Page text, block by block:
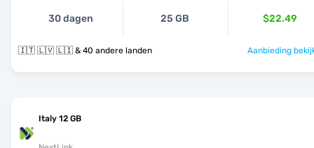
30 dagen 25 GB $22.49
🇮🇹 🇱🇻 🇱🇮 & 40 andere landen Aanbieding
Italy 12 GB